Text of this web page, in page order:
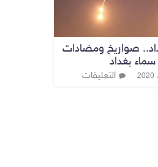
صواريخ ومضادات
بغداد
التعليقات